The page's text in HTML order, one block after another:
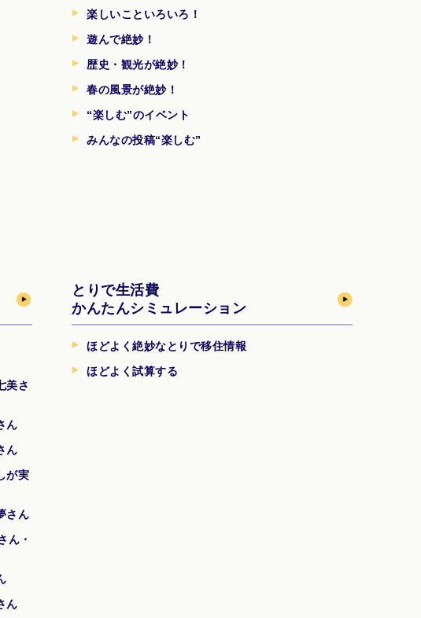
楽しいこといろいろ！
遊んで絶妙！
歴史・観光が絶妙！
春の風景が絶妙！
“楽しむ”のイベント
みんなの投稿“楽しむ”
美さ
ん
ん
が実
さん
ん・
ん
とりで生活費
かんたんシミュレーション
ほどよく絶妙なとりで移住情報
ほどよく試算する